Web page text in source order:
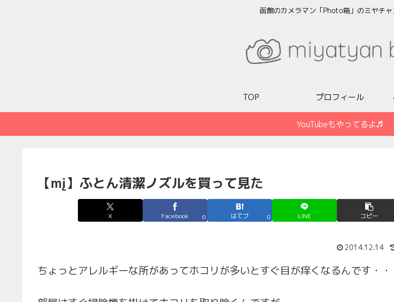
函館のカメラマン「Photo箱」のミヤチ
TOP プロフィール
YouTubeもやってるよ♬
【mį】ふとん清潔ノズルを買って見た
X Facebook 0 はてブ 0 LINE コピー
2014.12.14
ちょっとアレルギーな所があってホコリが多いとすぐ目が痒くなるんです・・